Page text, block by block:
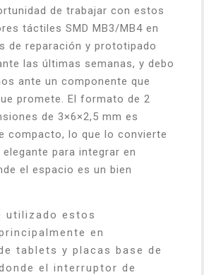
de trabajar con estos
táctiles SMD MB3/MB4 en
de reparación y prototipado
las últimas semanas, y debo
ante un componente que
promete. El formato de 2
de 3×6×2,5 mm es
compacto, lo que lo convierte
para integrar en
el espacio es un bien
utilizado estos
en
tablets y placas base de
el interruptor de